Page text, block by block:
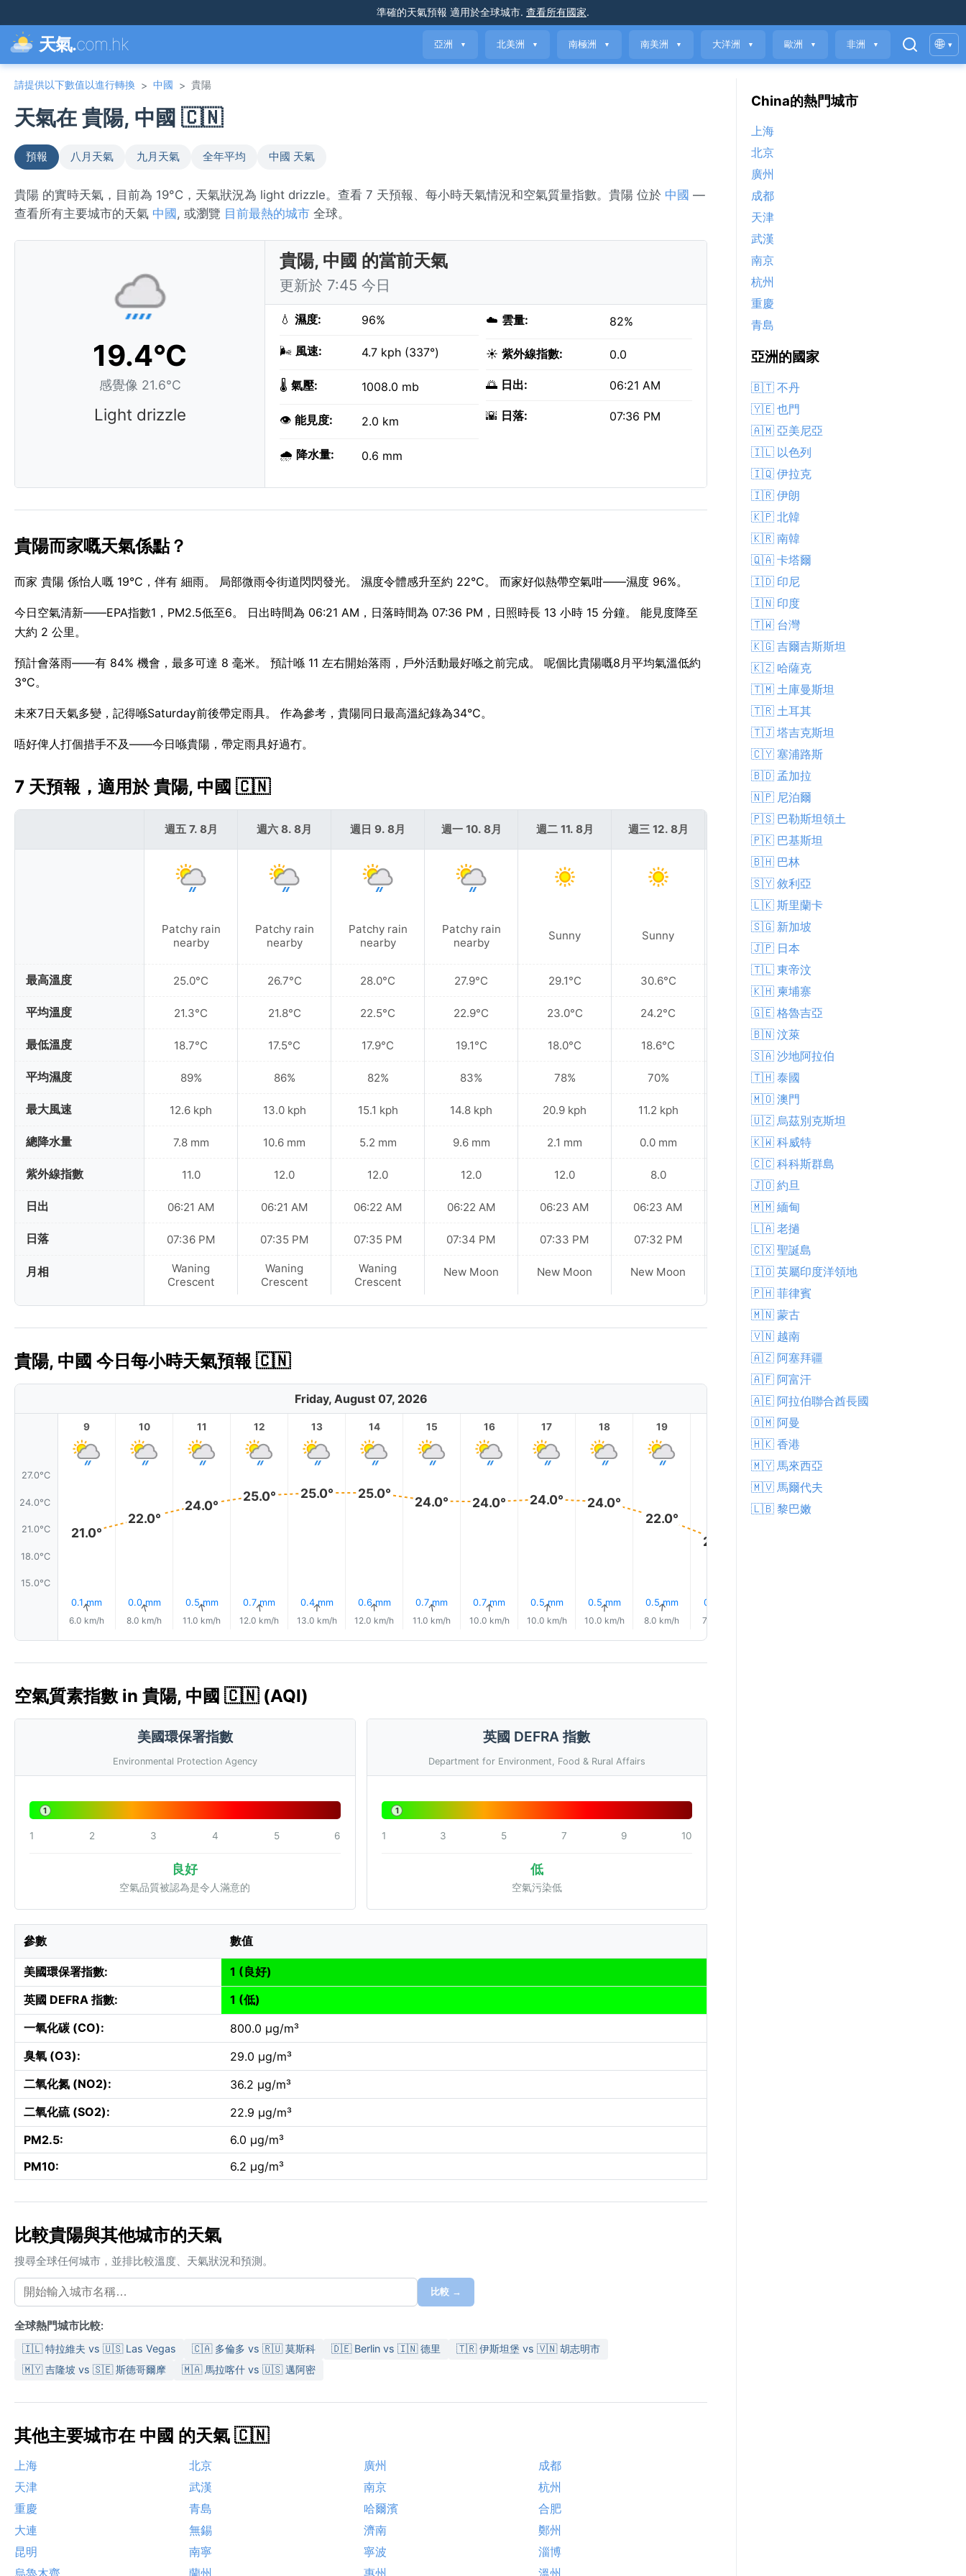
準確的天氣預報 適用於全球城市. 查看所有國家.
天氣.com.hk 亞洲 ▼ 北美洲 ▼ 南極洲 ▼ 南美洲 ▼ 大洋洲 ▼ 歐洲 ▼ 非洲 ▼ 🌐 ▾
請提供以下數值以進行轉換 > 中國 > 貴陽
天氣在 貴陽, 中國 🇨🇳
預報 八月天氣 九月天氣 全年平均 中國 天氣
貴陽 的實時天氣，目前為 19°C，天氣狀況為 light drizzle。查看 7 天預報、每小時天氣情況和空氣質量指數。貴陽 位於 中國 —
查看所有主要城市的天氣 中國 , 或瀏覽 目前最熱的城市 全球。
19.4°C
感覺像 21.6°C
Light drizzle
貴陽, 中國 的當前天氣
更新於 7:45 今日
💧 濕度: 96%
🌬️ 風速: 4.7 kph (337°)
🌡️ 氣壓: 1008.0 mb
👁️ 能見度: 2.0 km
🌧️ 降水量: 0.6 mm
☁️ 雲量: 82%
☀️ 紫外線指數: 0.0
🌅 日出: 06:21 AM
🌇 日落: 07:36 PM
貴陽而家嘅天氣係點？
而家 貴陽 係怡人嘅 19°C，伴有 細雨。 局部微雨令街道閃閃發光。 濕度令體感升至約 22°C。 而家好似熱帶空氣咁——濕度 96%。
今日空氣清新——EPA指數1，PM2.5低至6。 日出時間為 06:21 AM，日落時間為 07:36 PM，日照時長 13 小時 15 分鐘。 能見度降至
大約 2 公里。
預計會落雨——有 84% 機會，最多可達 8 毫米。 預計喺 11 左右開始落雨，戶外活動最好喺之前完成。 呢個比貴陽嘅8月平均氣溫低約
3°C。
未來7日天氣多變，記得喺Saturday前後帶定雨具。 作為參考，貴陽同日最高溫紀錄為34°C。
唔好俾人打個措手不及——今日喺貴陽，帶定雨具好過冇。
7 天預報，適用於 貴陽, 中國 🇨🇳
最高溫度
平均溫度
最低溫度
平均濕度
最大風速
總降水量
紫外線指數
日出
日落
月相
週五 7. 8月
Patchy rain
nearby
25.0°C
21.3°C
18.7°C
89%
12.6 kph
7.8 mm
11.0
06:21 AM
07:36 PM
Waning
Crescent
週六 8. 8月
Patchy rain
nearby
26.7°C
21.8°C
17.5°C
86%
13.0 kph
10.6 mm
12.0
06:21 AM
07:35 PM
Waning
Crescent
週日 9. 8月
Patchy rain
nearby
28.0°C
22.5°C
17.9°C
82%
15.1 kph
5.2 mm
12.0
06:22 AM
07:35 PM
Waning
Crescent
週一 10. 8月
Patchy rain
nearby
27.9°C
22.9°C
19.1°C
83%
14.8 kph
9.6 mm
12.0
06:22 AM
07:34 PM
New Moon
週二 11. 8月
Sunny
29.1°C
23.0°C
18.0°C
78%
20.9 kph
2.1 mm
12.0
06:23 AM
07:33 PM
New Moon
週三 12. 8月
Sunny
30.6°C
24.2°C
18.6°C
70%
11.2 kph
0.0 mm
8.0
06:23 AM
07:32 PM
New Moon
週四 13. 8月
Sunny
24.4°C
65%
0.0 mm
06:24 AM
New Moon
貴陽, 中國 今日每小時天氣預報 🇨🇳
Friday, August 07, 2026
27.0°C
24.0°C
21.0°C
18.0°C
15.0°C
9
21.0°
0.1 mm
↑
6.0 km/h
10
22.0°
0.0 mm
↑
8.0 km/h
11
24.0°
0.5 mm
↑
11.0 km/h
12
25.0°
0.7 mm
↑
12.0 km/h
13
25.0°
0.4 mm
↑
13.0 km/h
14
25.0°
0.6 mm
↑
12.0 km/h
15
24.0°
0.7 mm
↑
11.0 km/h
16
24.0°
0.7 mm
↑
10.0 km/h
17
24.0°
0.5 mm
↑
10.0 km/h
18
24.0°
0.5 mm
↑
10.0 km/h
19
22.0°
0.5 mm
↑
8.0 km/h
20.0°
0.1 mm
7.0 km/h
21
空氣質素指數 in 貴陽, 中國 🇨🇳 (AQI)
美國環保署指數
Environmental Protection Agency
1
1 2 3 4 5 6
良好
空氣品質被認為是令人滿意的
英國 DEFRA 指數
Department for Environment, Food & Rural Affairs
1
1 3 5 7 9 10
低
空氣污染低
參數 數值
美國環保署指數:
1 (良好)
英國 DEFRA 指數:
1 (低)
一氧化碳 (CO):
800.0 µg/m³
臭氧 (O3):
29.0 µg/m³
二氧化氮 (NO2):
36.2 µg/m³
二氧化硫 (SO2):
22.9 µg/m³
PM2.5:
6.0 µg/m³
PM10:
6.2 µg/m³
比較貴陽與其他城市的天氣
搜尋全球任何城市，並排比較溫度、天氣狀況和預測。
比較 →
全球熱門城市比較:
🇮🇱 特拉維夫 vs 🇺🇸 Las Vegas 🇨🇦 多倫多 vs 🇷🇺 莫斯科 🇩🇪 Berlin vs 🇮🇳 德里
🇹🇷 伊斯坦堡 vs 🇻🇳 胡志明市
🇲🇾 吉隆坡 vs 🇸🇪 斯德哥爾摩
🇲🇦 馬拉喀什 vs 🇺🇸 邁阿密
其他主要城市在 中國 的天氣 🇨🇳
上海 北京 廣州
成都
天津
武漢 南京
杭州
重慶
青島 哈爾濱
合肥
大連
無錫 濟南
鄭州
昆明
南寧 寧波
淄博
China的熱門城市
上海
北京
廣州
成都
天津
武漢
南京
杭州
重慶
青島
亞洲的國家
🇧🇹 不丹
🇾🇪 也門
🇦🇲 亞美尼亞
🇮🇱 以色列
🇮🇶 伊拉克
🇮🇷 伊朗
🇰🇵 北韓
🇰🇷 南韓
🇶🇦 卡塔爾
🇮🇩 印尼
🇮🇳 印度
🇹🇼 台灣
🇰🇬 吉爾吉斯斯坦
🇰🇿 哈薩克
🇹🇲 土庫曼斯坦
🇹🇷 土耳其
🇹🇯 塔吉克斯坦
🇨🇾 塞浦路斯
🇧🇩 孟加拉
🇳🇵 尼泊爾
🇵🇸 巴勒斯坦領土
🇵🇰 巴基斯坦
🇧🇭 巴林
🇸🇾 敘利亞
🇱🇰 斯里蘭卡
🇸🇬 新加坡
🇯🇵 日本
🇹🇱 東帝汶
🇰🇭 柬埔寨
🇬🇪 格魯吉亞
🇧🇳 汶萊
🇸🇦 沙地阿拉伯
🇹🇭 泰國
🇲🇴 澳門
🇺🇿 烏茲別克斯坦
🇰🇼 科威特
🇨🇨 科科斯群島
🇯🇴 約旦
🇲🇲 緬甸
🇱🇦 老撾
🇨🇽 聖誕島
🇮🇴 英屬印度洋領地
🇵🇭 菲律賓
🇲🇳 蒙古
🇻🇳 越南
🇦🇿 阿塞拜疆
🇦🇫 阿富汗
🇦🇪 阿拉伯聯合酋長國
🇴🇲 阿曼
🇭🇰 香港
🇲🇾 馬來西亞
🇲🇻 馬爾代夫
🇱🇧 黎巴嫩